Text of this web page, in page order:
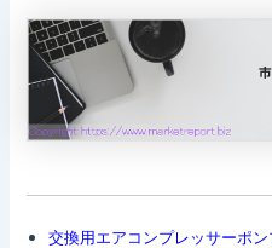
交換用エアコンプレッサーポ